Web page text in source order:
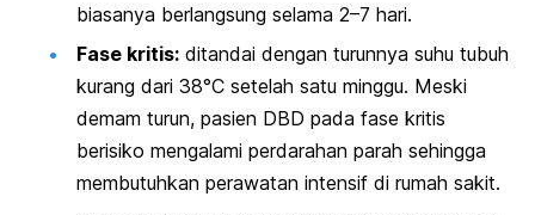
biasanya berlangsung selama 2–7 hari.
Fase kritis: ditandai dengan turunnya suhu tubuh
kurang dari 38°C setelah satu minggu. Meski
demam turun, pasien DBD pada fase kritis
berisiko mengalami perdarahan parah sehingga
membutuhkan perawatan intensif di rumah sakit.